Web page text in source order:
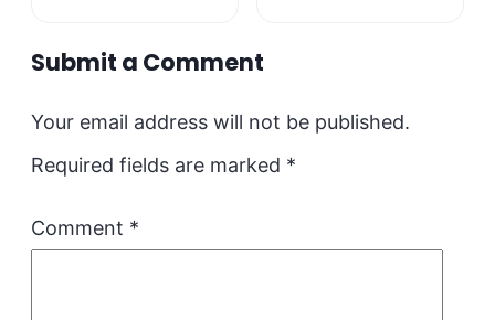
Submit a Comment
Your email address will not be published.
Required fields are marked *
Comment *